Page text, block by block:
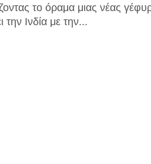
το όραμα μιας νέας
την Ινδία με την...